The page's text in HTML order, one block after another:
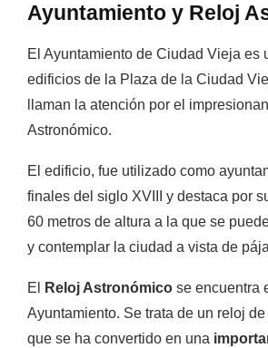
Ayuntamiento y Reloj
El Ayuntamiento de Ciudad Vieja es
edificios de la Plaza de la Ciudad
llaman la atención por el
Astronómico.
El edificio, fue utilizado como
finales del siglo XVIII y destaca por
60 metros de altura a la que se
y contemplar la ciudad a vista de
El Reloj Astronómico se encuentra
Ayuntamiento. Se trata de un reloj
que se ha convertido en una